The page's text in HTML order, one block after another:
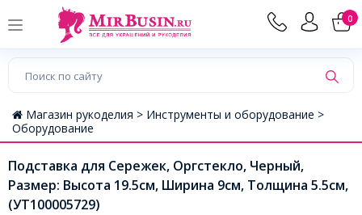
0
Магазин рукоделия > Инструменты и оборудование >
Оборудование
Подставка для Сережек, Оргстекло, Черный,
Размер: Высота 19.5см, Ширина 9см, Толщина 5.5см,
(УТ100005729)